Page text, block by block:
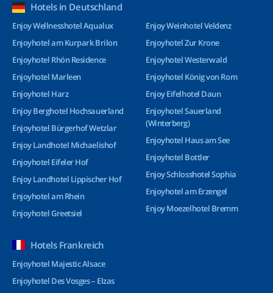
Hotels in Deutschland
Enjoy Wellnesshotel Aqualux
Enjoyhotel am Kurpark Brilon
Enjoyhotel Rhön Residence
Enjoyhotel Marleen
Enjoyhotel Harz
Enjoy Berghotel Hochsauerland
Enjoyhotel Bürgerhof Wetzlar
Enjoy Landhotel Michaelishof
Enjoyhotel Eifeler Hof
Enjoy Landhotel Lippischer Hof
Enjoyhotel am Rhein
Enjoyhotel Greetsiel
Enjoy Weinhotel Veldenz
Enjoyhotel Zur Krone
Enjoyhotel Westerwald
Enjoyhotel König von Rom
Enjoy Eifelhotel Daun
Enjoyhotel Sauerland
(Winterberg)
Enjoyhotel Haus am See
Enjoyhotel Bottler
Enjoy Schlosshotel Sophia
Enjoyhotel am Erzengel
Enjoy Moezelhotel Bremm
Hotels Frankreich
Enjoyhotel Majestic Alsace
Enjoyhotel Des Vosges – Elzas